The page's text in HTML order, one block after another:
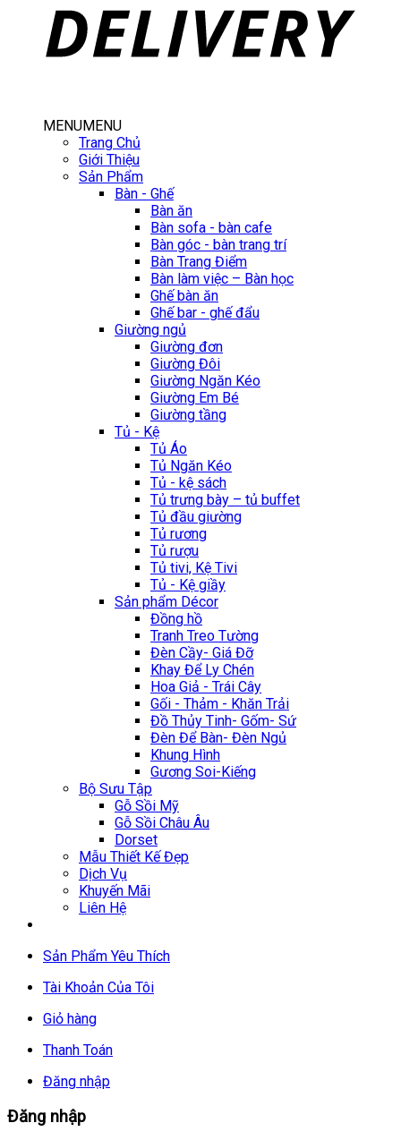
MENUMENU
Trang Chủ
Giới Thiệu
Sản Phẩm
Bàn - Ghế
Bàn ăn
Bàn sofa - bàn cafe
Bàn góc - bàn trang trí
Bàn Trang Điểm
Bàn làm việc – Bàn học
Ghế bàn ăn
Ghế bar - ghế đẩu
Giường ngủ
Giường đơn
Giường Đôi
Giường Ngăn Kéo
Giường Em Bé
Giường tầng
Tủ - Kệ
Tủ Áo
Tủ Ngăn Kéo
Tủ - kệ sách
Tủ trưng bày – tủ buffet
Tủ đầu giường
Tủ rương
Tủ rượu
Tủ tivi, Kệ Tivi
Tủ - Kệ giầy
Sản phẩm Décor
Đồng hồ
Tranh Treo Tường
Đèn Cầy- Giá Đỡ
Khay Để Ly Chén
Hoa Giả - Trái Cây
Gối - Thảm - Khăn Trải
Đồ Thủy Tinh- Gốm- Sứ
Đèn Để Bàn- Đèn Ngủ
Khung Hình
Gương Soi-Kiếng
Bộ Sưu Tập
Gỗ Sồi Mỹ
Gỗ Sồi Châu Âu
Dorset
Mẫu Thiết Kế Đẹp
Dịch Vụ
Khuyến Mãi
Liên Hệ
Sản Phẩm Yêu Thích
Tài Khoản Của Tôi
Giỏ hàng
Thanh Toán
Đăng nhập
Đăng nhập